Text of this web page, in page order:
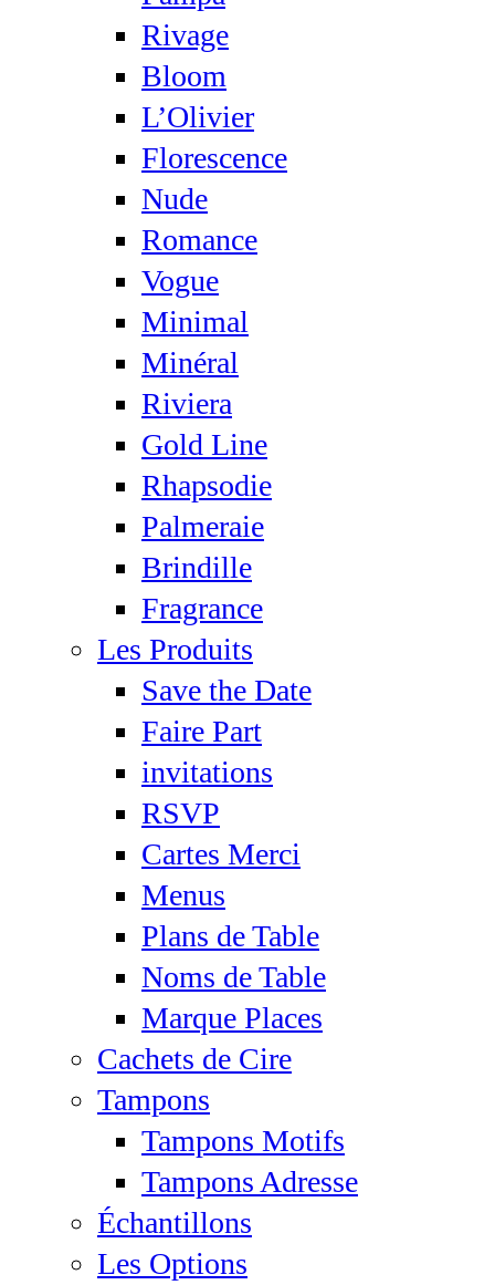
Rivage
Bloom
L’Olivier
Florescence
Nude
Romance
Vogue
Minimal
Minéral
Riviera
Gold Line
Rhapsodie
Palmeraie
Brindille
Fragrance
Les Produits
Save the Date
Faire Part
invitations
RSVP
Cartes Merci
Menus
Plans de Table
Noms de Table
Marque Places
Cachets de Cire
Tampons
Tampons Motifs
Tampons Adresse
Échantillons
Les Options